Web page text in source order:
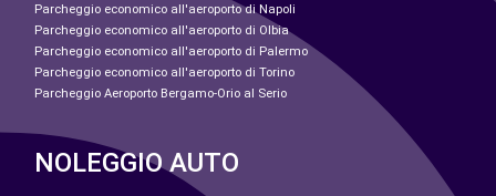
Parcheggio economico all'aeroporto di Napoli
Parcheggio economico all'aeroporto di Olbia
Parcheggio economico all'aeroporto di Palermo
Parcheggio economico all'aeroporto di Torino
Parcheggio Aeroporto Bergamo-Orio al Serio
NOLEGGIO AUTO